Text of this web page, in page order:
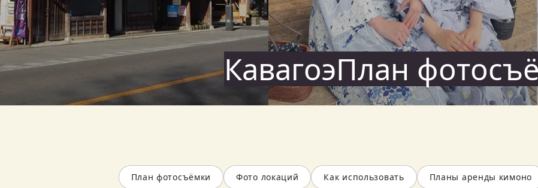
КавагоэПлан
План фотосъёмки Фото локаций Как использовать Планы аренды кимоно